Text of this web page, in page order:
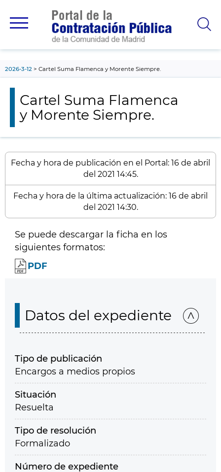
principal
2026-3-12 Cartel Suma Flamenca y Morente Siempre.
Cartel Suma Flamenca
y Morente Siempre.
Fecha y hora de publicación en el Portal: 16 de abril
del 2021 14:45.
Fecha y hora de la última actualización: 16 de abril
del 2021 14:30.
Se puede descargar la ficha en los
siguientes formatos:
PDF
Datos del expediente
Tipo de publicación
Encargos a medios propios
Situación
Resuelta
Tipo de resolución
Formalizado
Número de expediente